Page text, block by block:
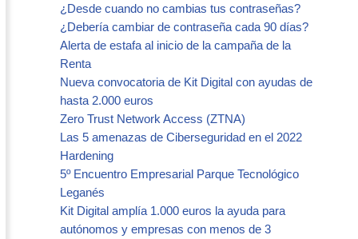
¿Desde cuando no cambias tus contraseñas?
¿Debería cambiar de contraseña cada 90 días?
Alerta de estafa al inicio de la campaña de la
Renta
Nueva convocatoria de Kit Digital con ayudas de
hasta 2.000 euros
Zero Trust Network Access (ZTNA)
Las 5 amenazas de Ciberseguridad en el 2022
Hardening
5º Encuentro Empresarial Parque Tecnológico
Leganés
Kit Digital amplía 1.000 euros la ayuda para
autónomos y empresas con menos de 3